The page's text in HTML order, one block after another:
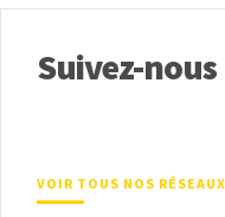
Suivez-nous
VOIR TOUS NOS